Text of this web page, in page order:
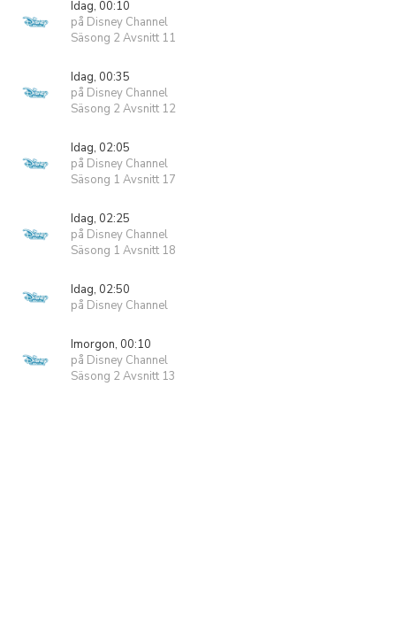
Idag, 00:10
på Disney Channel
Säsong 2 Avsnitt 11
Idag, 00:35
på Disney Channel
Säsong 2 Avsnitt 12
Idag, 02:05
på Disney Channel
Säsong 1 Avsnitt 17
Idag, 02:25
på Disney Channel
Säsong 1 Avsnitt 18
Idag, 02:50
på Disney Channel
Imorgon, 00:10
på Disney Channel
Säsong 2 Avsnitt 13